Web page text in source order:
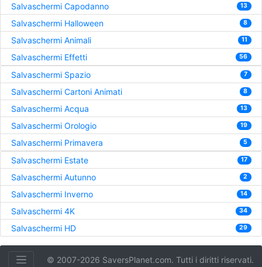
Salvaschermi Capodanno 13
Salvaschermi Halloween 8
Salvaschermi Animali 11
Salvaschermi Effetti 56
Salvaschermi Spazio 7
Salvaschermi Cartoni Animati 8
Salvaschermi Acqua 13
Salvaschermi Orologio 19
Salvaschermi Primavera 5
Salvaschermi Estate 17
Salvaschermi Autunno 2
Salvaschermi Inverno 14
Salvaschermi 4K 34
Salvaschermi HD 29
© 2007-2026 SaversPlanet.com. Tutti i diritti riservati.